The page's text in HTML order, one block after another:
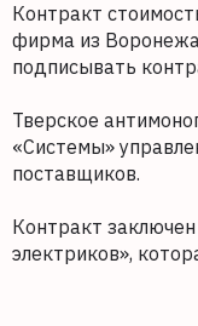
Контракт
фирма из
подписывать
Тверское
«Системы»
поставщиков.
Контракт
электриков»,